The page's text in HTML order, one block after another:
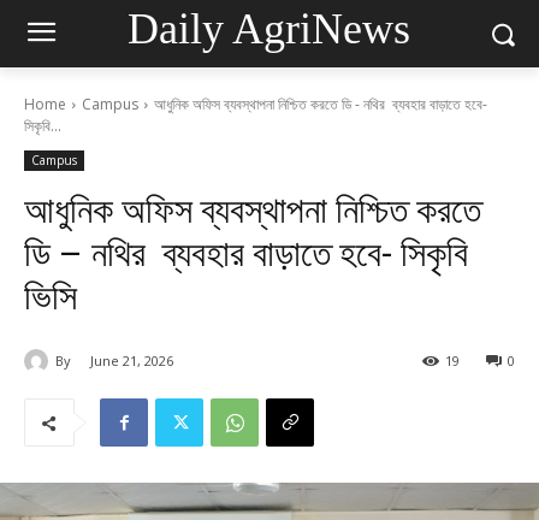
Daily AgriNews
Home Campus
আধুনিক অফিস ব্যবস্থাপনা নিশ্চিত করতে ডি - নথির ব্যবহার বাড়াতে হবে-
সিকৃবি...
Campus
আধুনিক অফিস ব্যবস্থাপনা নিশ্চিত করতে
ডি – নথির ব্যবহার বাড়াতে হবে- সিকৃবি
ভিসি
By June 21, 2026 0
19